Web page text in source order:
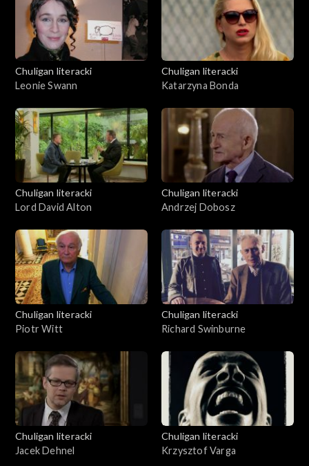
Chuligan literacki
Leonie Swann
Chuligan literacki
Katarzyna Bonda
Chuligan literacki
Lord David Alton
Chuligan literacki
Andrzej Dobosz
Chuligan literacki
Piotr Witt
Chuligan literacki
Richard Swinburne
Chuligan literacki
Jacek Dehnel
Chuligan literacki
Krzysztof Varga